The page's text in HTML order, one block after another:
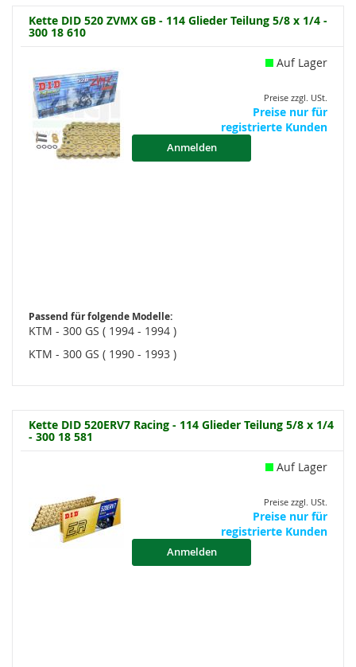
Kette DID 520 ZVMX GB - 114 Glieder Teilung 5/8 x 1/4 -
300 18 610
Auf Lager
Preise zzgl. USt.
Preise nur für
registrierte Kunden
Anmelden
Passend für folgende Modelle:
KTM - 300 GS ( 1994 - 1994 )
KTM - 300 GS ( 1990 - 1993 )
Kette DID 520ERV7 Racing - 114 Glieder Teilung 5/8 x 1/4
- 300 18 581
Auf Lager
Preise zzgl. USt.
Preise nur für
registrierte Kunden
Anmelden